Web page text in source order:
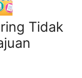
Tidak